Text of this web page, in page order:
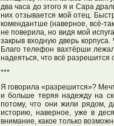
два часа до этого я и Сара
них отзывается мой отец.
комендантше (наверное, всё-
не поверила, но видя мой
закрыв входную дверь
Благо телефон вахтёрши
надеяться, что всё разрешится
***
Я говорила «разрешится»?
и больше теряя надежду на
потому, что они жили рядом,
историю, наверное, уже в
внимание, какое только